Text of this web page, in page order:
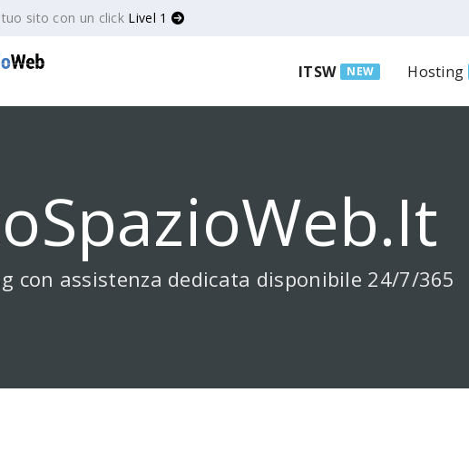
sito con un click Livel 1
ITSW NEW Hosting
con assistenza dedicata disponibile 24/7/365